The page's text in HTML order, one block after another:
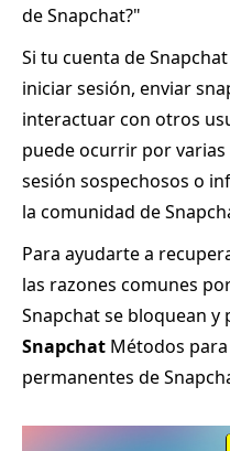
de Snapchat?"
Si tu cuenta de
iniciar sesión, enviar
interactuar con otros
puede ocurrir por
sesión sospechosos o
la comunidad de
Para ayudarte a
las razones comunes
Snapchat se bloquean y
Snapchat Métodos
permanentes de